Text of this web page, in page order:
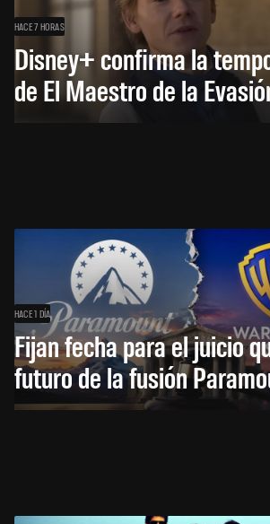
HACE 7 HORAS
Disney+ confirma la
de El Maestro de la
HACE 1 DÍA
Fijan fecha para el juicio
futuro de la fusión